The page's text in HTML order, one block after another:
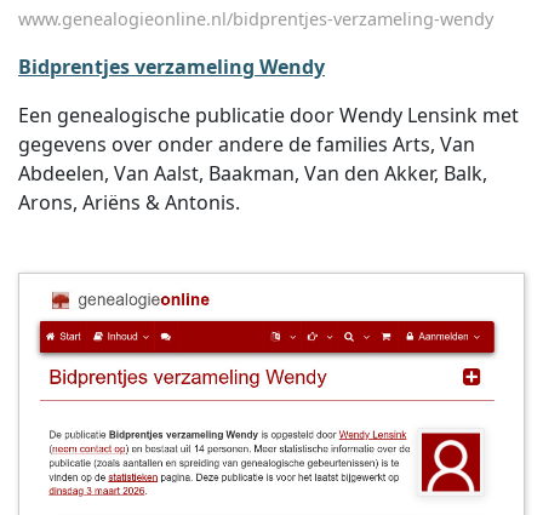
www.genealogieonline.nl/bidprentjes-verzameling-wendy
Bidprentjes verzameling Wendy
Een genealogische publicatie door Wendy Lensink met
gegevens over onder andere de families Arts, Van
Abdeelen, Van Aalst, Baakman, Van den Akker, Balk,
Arons, Ariëns & Antonis.